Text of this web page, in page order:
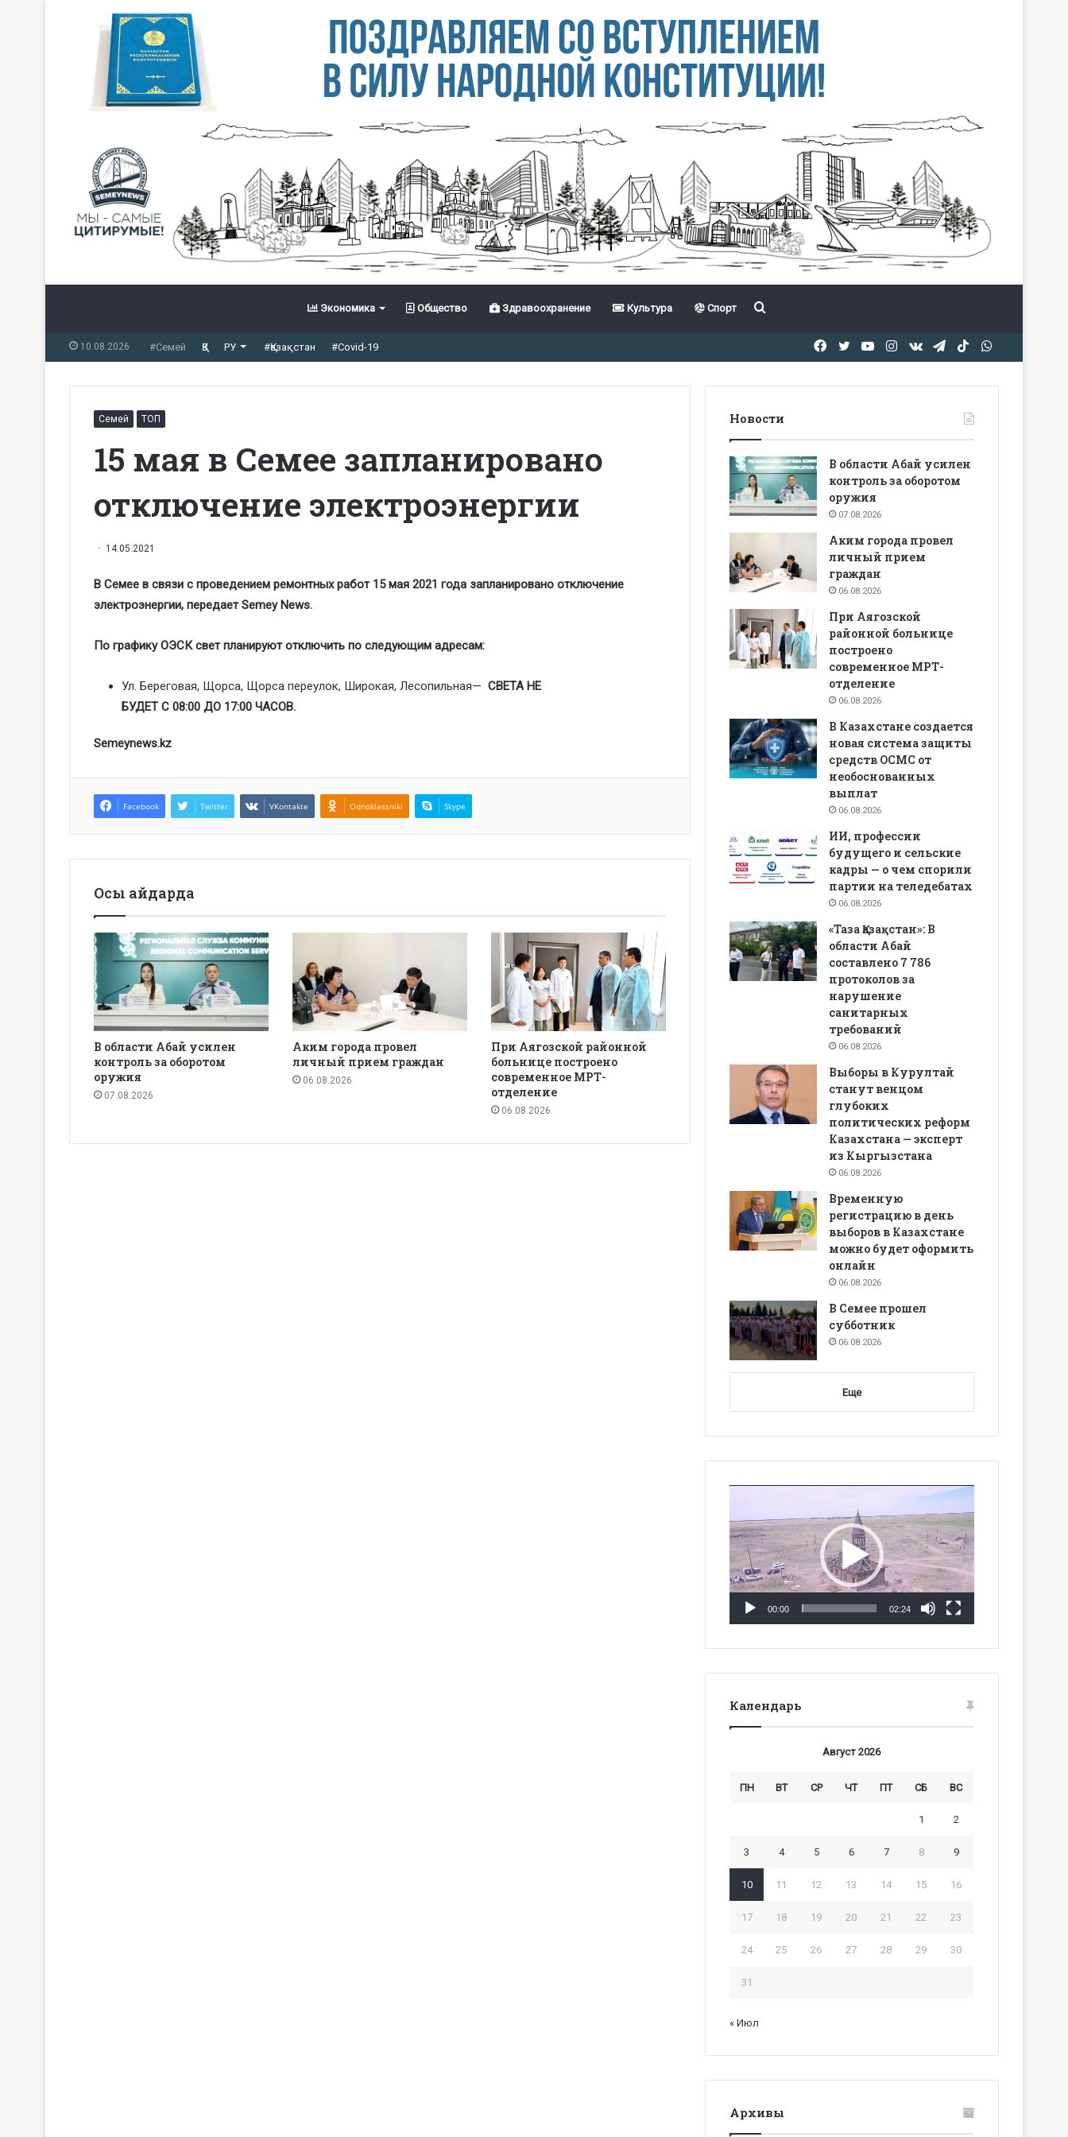
Экономика Общество Здравоохранение Культура Спорт Іздеу
10.08.2026 #Семей ҚЗ РУ #Қазақстан #Covid-19 TikTok
Telegram
vk.com
Instagram
YouTube
Twitter
Facebook
Семей ТОП
15 мая в Семее запланировано
отключение электроэнергии
14.05.2021
В Семее в связи с проведением ремонтных работ 15 мая 2021 года запланировано отключение
электроэнергии, передает Sеmey News.
По графику ОЭСК свет планируют отключить по следующим адресам:
Ул. Береговая, Щорса, Щорса переулок, Широкая, Лесопильная— СВЕТА НЕ
БУДЕТ C 08:00 ДО 17:00 ЧАСОВ.
Semeynews.kz
Facebook Twitter VKontakte Odnoklassniki Skype
Осы айдарда
В области Абай усилен
контроль за оборотом
оружия
07.08.2026
Аким города провел
личный прием граждан
06.08.2026
При Аягозской районной
больнице построено
современное МРТ-
отделение
06.08.2026
Новости
В области Абай усилен
контроль за оборотом
оружия
07.08.2026
Аким города провел
личный прием
граждан
06.08.2026
При Аягозской
районной больнице
построено
современное МРТ-
отделение
06.08.2026
В Казахстане создается
новая система защиты
средств ОСМС от
необоснованных
выплат
06.08.2026
ИИ, профессии
будущего и сельские
кадры — о чем спорили
партии на теледебатах
06.08.2026
«Таза Қазақстан»: В
области Абай
составлено 7 786
протоколов за
нарушение
санитарных
требований
06.08.2026
Выборы в Курултай
станут венцом
глубоких
политических реформ
Казахстана — эксперт
из Кыргызстана
06.08.2026
Временную
регистрацию в день
выборов в Казахстане
можно будет оформить
онлайн
06.08.2026
В Семее прошел
субботник
06.08.2026
Еще
00:00 02:24
Календарь
Август 2026
ПН ВТ СР ЧТ ПТ СБ ВС
1 2
3 4 5 6 7 8 9
10 11 12 13 14 15 16
17 18 19 20 21 22 23
24 25 26 27 28 29 30
31
« Июл
Архивы